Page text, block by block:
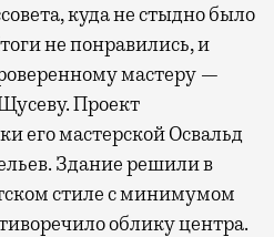
куда не стыдно было
не понравились, и
мастеру —
Проект
его мастерской Освальд
Здание решили в
стиле с минимумом
облику центра.